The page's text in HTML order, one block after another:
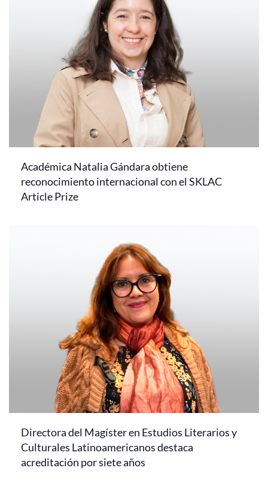
Académica Natalia Gándara obtiene
reconocimiento internacional con el SKLAC
Article Prize
Directora del Magíster en Estudios Literarios y
Culturales Latinoamericanos destaca
acreditación por siete años